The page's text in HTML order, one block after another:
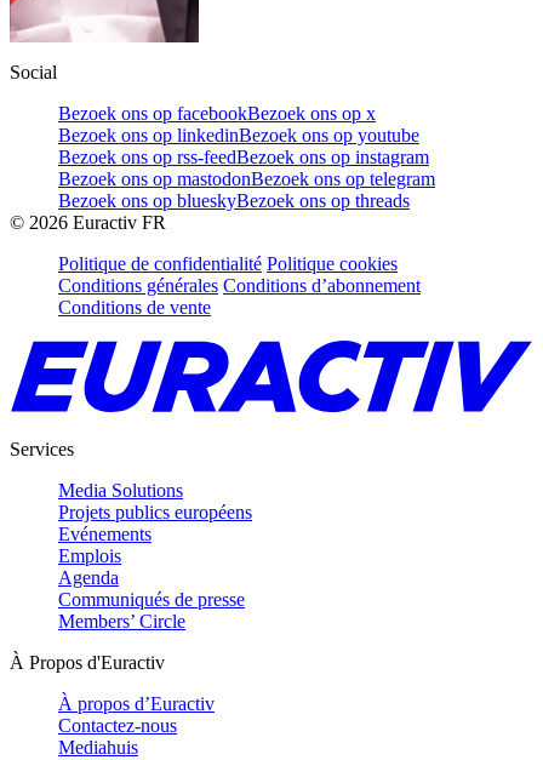
Social
Bezoek ons op facebookBezoek ons op x
Bezoek ons op linkedinBezoek ons op youtube
Bezoek ons op rss-feedBezoek ons op instagram
Bezoek ons op mastodonBezoek ons op telegram
Bezoek ons op blueskyBezoek ons op threads
© 2026 Euractiv FR
Politique de confidentialité Politique cookies
Conditions générales Conditions d’abonnement
Conditions de vente
Services
Media Solutions
Projets publics européens
Evénements
Emplois
Agenda
Communiqués de presse
Members’ Circle
À Propos d'Euractiv
À propos d’Euractiv
Contactez-nous
Mediahuis